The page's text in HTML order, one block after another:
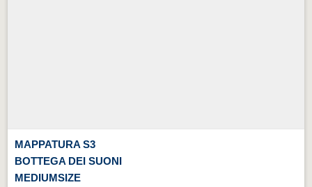
MAPPATURA S3
BOTTEGA DEI SUONI
MEDIUMSIZE